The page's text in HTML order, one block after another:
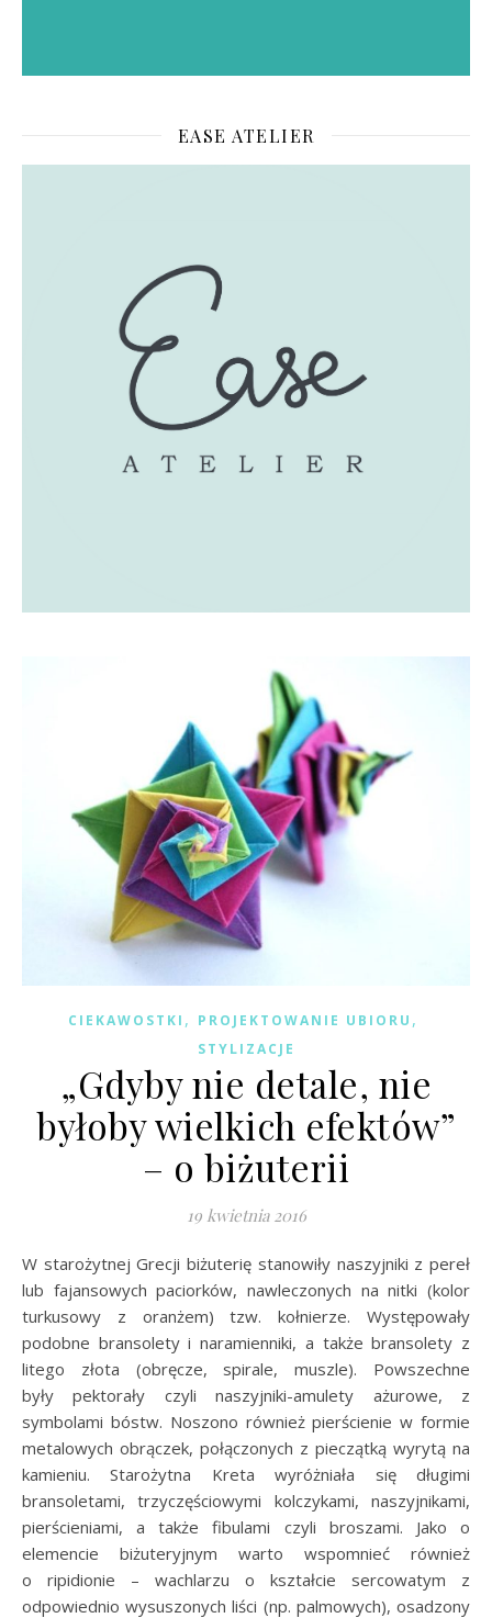
EASE ATELIER
CIEKAWOSTKI , PROJEKTOWANIE UBIORU ,
STYLIZACJE
„Gdyby nie detale, nie
byłoby wielkich efektów”
– o biżuterii
19 kwietnia 2016
W starożytnej Grecji biżuterię stanowiły naszyjniki z pereł
lub fajansowych paciorków, nawleczonych na nitki (kolor
turkusowy z oranżem) tzw. kołnierze. Występowały
podobne bransolety i naramienniki, a także bransolety z
litego złota (obręcze, spirale, muszle). Powszechne
były pektorały czyli naszyjniki-amulety ażurowe, z
symbolami bóstw. Noszono również pierścienie w formie
metalowych obrączek, połączonych z pieczątką wyrytą na
kamieniu. Starożytna Kreta wyróżniała się długimi
bransoletami, trzyczęściowymi kolczykami, naszyjnikami,
pierścieniami, a także fibulami czyli broszami. Jako o
elemencie biżuteryjnym warto wspomnieć również
o ripidionie – wachlarzu o kształcie sercowatym z
odpowiednio wysuszonych liści (np. palmowych), osadzony